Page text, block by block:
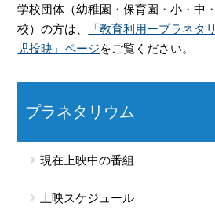
プラネタリウム
現在上映中の番組
上映スケジュール
学校団体（幼稚園・保育園・小・中
校）の方は、
「教育利用ープラネタ
児投映」ページをご覧ください。